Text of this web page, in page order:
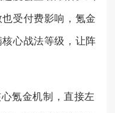
受付费影响，氪金
心战法等级，让阵
氪金机制，直接左